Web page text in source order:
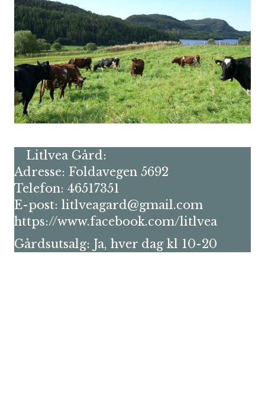
Litlvea Gård:
Adresse: Foldavegen 5692
Telefon: 46517351
E-post: litlveagard@gmail.com
https://www.facebook.com/litlvea
Gårdsutsalg: Ja, hver dag kl 10-20